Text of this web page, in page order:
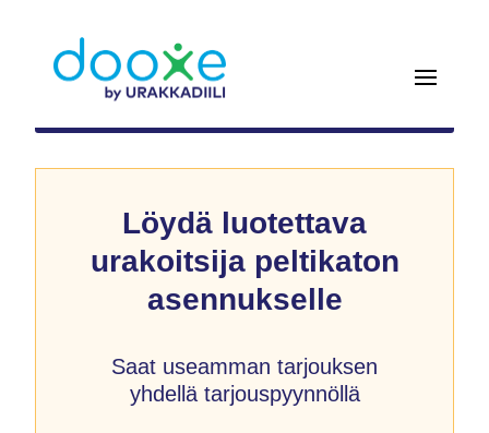
Löydä luotettava
urakoitsija peltikaton
asennukselle
Saat useamman tarjouksen
yhdellä tarjouspyynnöllä